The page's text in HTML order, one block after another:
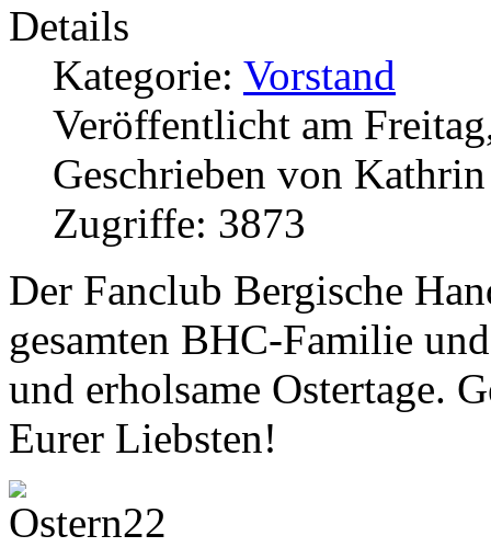
Details
Kategorie: Vorstand
Veröffentlicht am
Geschrieben von
Zugriffe: 3873
Der Fanclub Bergische
gesamten BHC-Familie
und erholsame Ostertage.
Eurer Liebsten!